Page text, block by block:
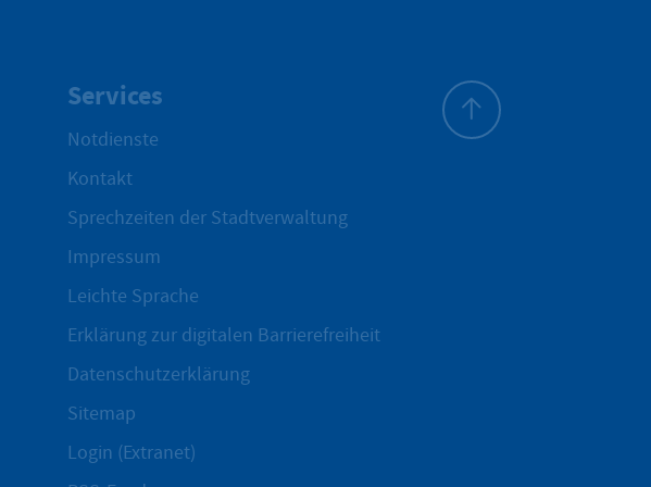
Services
Notdienste
Kontakt
Sprechzeiten der Stadtverwaltung
Impressum
Leichte Sprache
Erklärung zur digitalen Barrierefreiheit
Datenschutzerklärung
Sitemap
Login (Extranet)